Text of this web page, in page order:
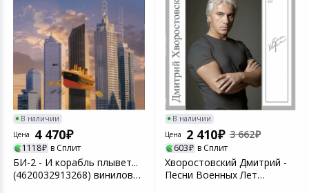
В наличии
Цена
4 470
1118 в Сплит
БИ-2 - И корабль плывет...
(4620032913268) виниловая
В наличии
Цена
2 410 3 662
603 в Сплит
Хворостовский Дмитрий -
Песни Военных Лет